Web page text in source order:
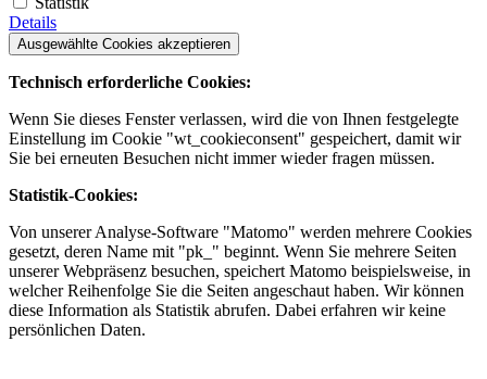
Details
Ausgewählte Cookies akzeptieren
Technisch erforderliche Cookies:
Wenn Sie dieses Fenster verlassen, wird die von Ihnen festgelegte
Einstellung im Cookie "wt_cookieconsent" gespeichert, damit wir
Sie bei erneuten Besuchen nicht immer wieder fragen müssen.
Statistik-Cookies:
Von unserer Analyse-Software "Matomo" werden mehrere Cookies
gesetzt, deren Name mit "pk_" beginnt. Wenn Sie mehrere Seiten
unserer Webpräsenz besuchen, speichert Matomo beispielsweise, in
welcher Reihenfolge Sie die Seiten angeschaut haben. Wir können
diese Information als Statistik abrufen. Dabei erfahren wir keine
persönlichen Daten.